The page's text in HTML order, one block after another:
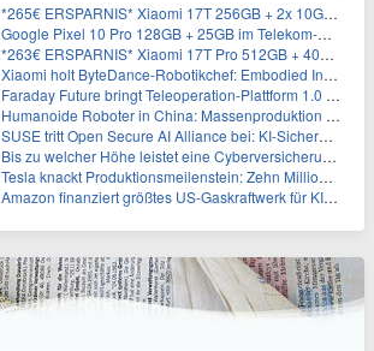
*265€ ERSPARNIS* Xiaomi 17T 256GB + 2x 10GB im o2-Netz für ~9,98€/Monat
Google Pixel 10 Pro 128GB + 25GB im Telekom-Netz für ~24,99€/Monat (effektiv -9,85€/Monat)
*263€ ERSPARNIS* Xiaomi 17T Pro 512GB + 40GB im o2-Netz für 14,99€/Monat
Xiaomi holt ByteDance-Robotikchef: Embodied Intelligence rückt in den Fokus
Faraday Future bringt Teleoperation-Plattform 1.0 für Multi-Roboter-Koordination
Humanoide Roboter in China: Massenproduktion startet im öffentlichen Raum
SUSE tritt Open Secure AI Alliance bei: KI-Sicherheit im Fokus
Bis zu welcher Höhe leistet eine Cyberversicherung?
Tesla knackt Produktionsmeilenstein: Zehn Millionen Cybercab-Robotaxi-Start ab 2026
Amazon finanziert größtes US-Gaskraftwerk für KI-Rechenzentren in Texas